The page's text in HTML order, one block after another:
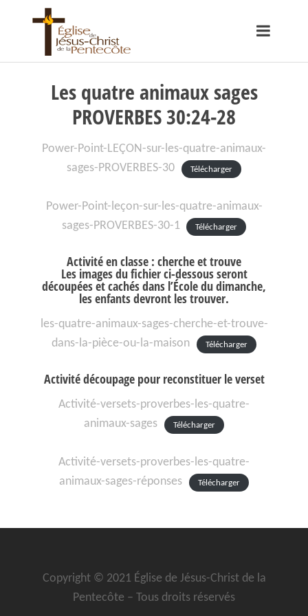
Les quatre animaux sages
PROVERBES 30:24-28
Power-Point-LEÇON-sur-les-quatre-animaux-
sages-PROVERBES-30
Télécharger
Power-Point-leçon-sur-les-quatre-animaux-
sages-PROVERBES-30-1
Télécharger
Activité en classe : cherche et trouve
Les images du fichier ci-dessous seront
découpées et cachés dans l’École du dimanche,
les enfants devront les trouver.
les-quatre-animaux-sages-cherche-et-trouve-
dans-la-pièce-ou-la-maison
Télécharger
Activité découpage pour reconstituer le verset
Activité-versets-proverbes-les-quatre-
animaux-sages
Télécharger
Activité-versets-proverbes-les-quatre-
animaux-sages-réponses
Télécharger
Copyright © 2021 Église de Jésus-Christ de la
Pentecôte – Tous droits réservés